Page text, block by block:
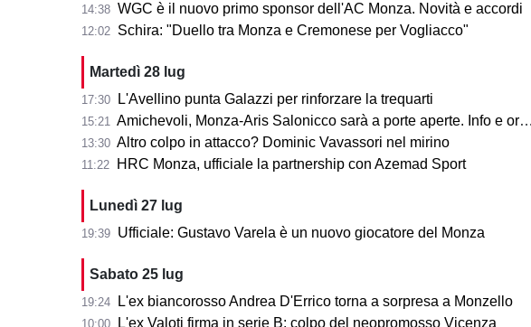
14:38 WGC è il nuovo primo sponsor dell'AC Monza. Novità e accordi
12:02 Schira: "Duello tra Monza e Cremonese per Vogliacco"
Martedì 28 lug
17:30 L'Avellino punta Galazzi per rinforzare la trequarti
15:21 Amichevoli, Monza-Aris Salonicco sarà a porte aperte. Info e orari
13:30 Altro colpo in attacco? Dominic Vavassori nel mirino
11:22 HRC Monza, ufficiale la partnership con Azemad Sport
Lunedì 27 lug
19:39 Ufficiale: Gustavo Varela è un nuovo giocatore del Monza
Sabato 25 lug
19:24 L'ex biancorosso Andrea D'Errico torna a sorpresa a Monzello
10:00 L'ex Valoti firma in serie B: colpo del neopromosso Vicenza